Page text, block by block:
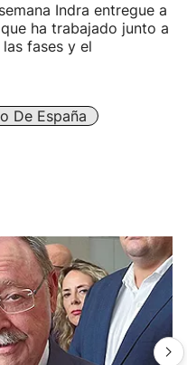
Indra entregue a
ha trabajado junto a
fases y el
De España